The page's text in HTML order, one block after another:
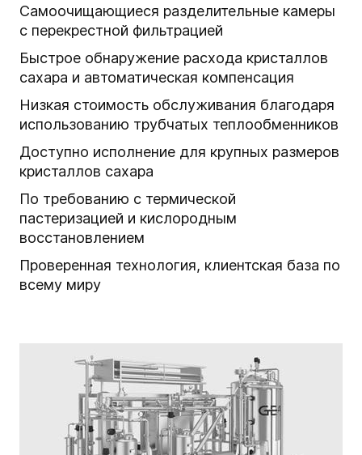
Самоочищающиеся разделительные камеры
с перекрестной фильтрацией
Быстрое обнаружение расхода кристаллов
сахара и автоматическая компенсация
Низкая стоимость обслуживания благодаря
использованию трубчатых теплообменников
Доступно исполнение для крупных размеров
кристаллов сахара
По требованию с термической
пастеризацией и кислородным
восстановлением
Проверенная технология, клиентская база по
всему миру